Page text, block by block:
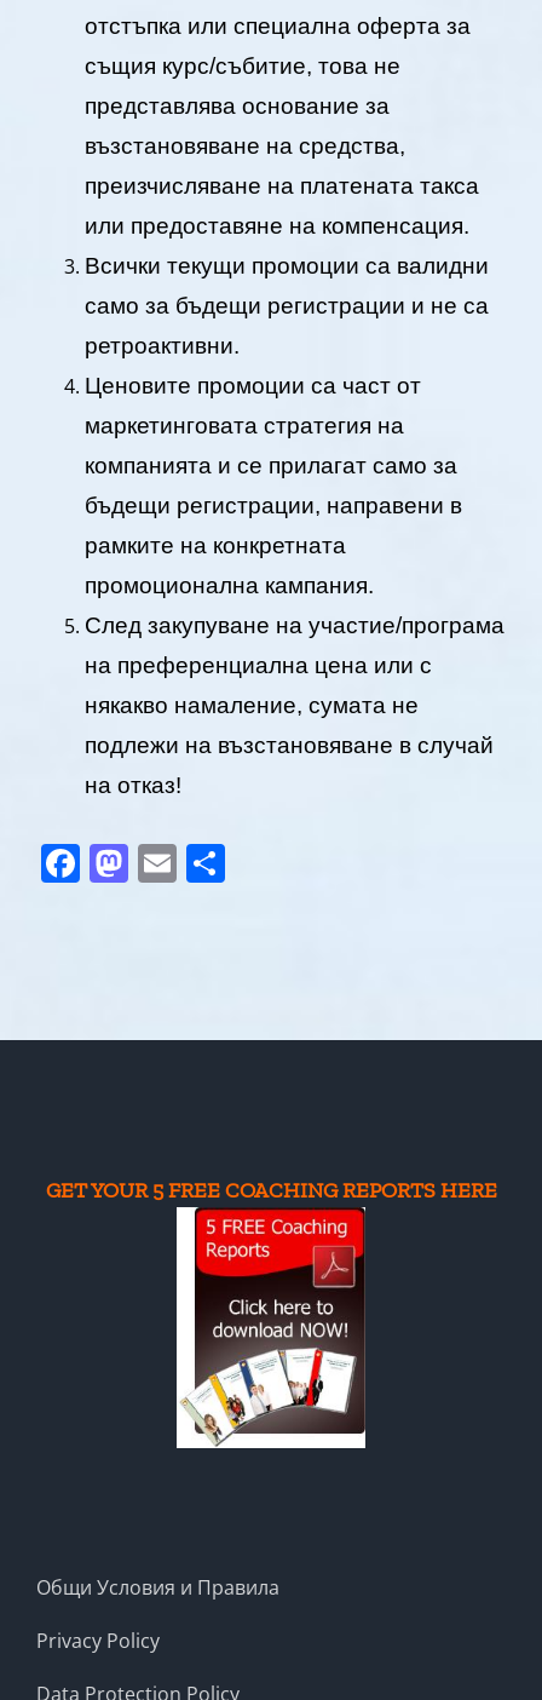
отстъпка или специална оферта за
същия курс/събитие, това не
представлява основание за
възстановяване на средства,
преизчисляване на платената такса
или предоставяне на компенсация.
Всички текущи промоции са валидни
само за бъдещи регистрации и не са
ретроактивни.
Ценовите промоции са част от
маркетинговата стратегия на
компанията и се прилагат само за
бъдещи регистрации, направени в
рамките на конкретната
промоционална кампания.
След закупуване на участие/програма
на преференциална цена или с
някакво намаление, сумата не
подлежи на възстановяване в случай
на отказ!
Facebook
Mastodon
Email
GET YOUR 5 FREE COACHING REPORTS HERE
Общи Условия и Правила
Privacy Policy
Data Protection Policy